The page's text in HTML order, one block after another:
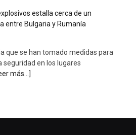
que se han tomado medidas para
seguridad en los lugares
más...]